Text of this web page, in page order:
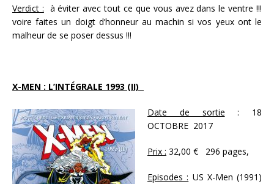
Verdict : à éviter avec tout ce que vous avez dans le ventre !!!
voire faites un doigt d’honneur au machin si vos yeux ont le
malheur de se poser dessus !!!
X-MEN : L’INTÉGRALE 1993 (II)
Date de sortie : 18
OCTOBRE 2017
Prix : 32,00 € 296 pages,
Episodes : US X-Men (1991)